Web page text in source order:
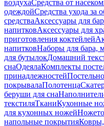
воздухаСредства от
одеждойСредства ухода за
средстваАксессуары для
напитковАксессуары для
приготовления коктейлей
напитковНаборы для бара,
для бутылокДомашний
снаОдеялаКомплекты
принадлежностей
покрывалаПолотенца
беруши для сна
текстиляТканиКухонные
для кухонных ножей
напольные покрытия